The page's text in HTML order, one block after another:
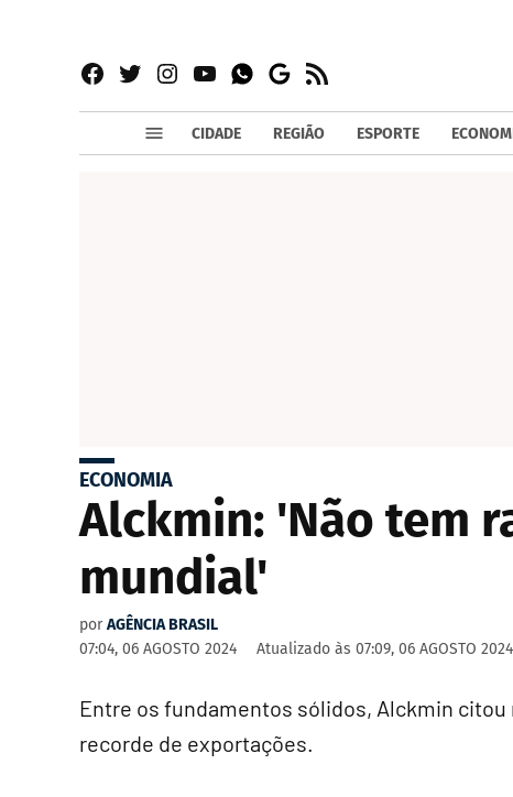
Facebook
TwitterInstagram
YouTubeWhatsapp
Google
News
RSS
CIDADE REGIÃO ESPORTE
ECONOMIA
Alckmin: 'Não tem
mundial'
por AGÊNCIA BRASIL
07:04, 06 AGOSTO 2024
Atualizado às 07:09, 06 AGOSTO 2024
Entre os fundamentos sólidos, Alckmin
recorde de exportações.